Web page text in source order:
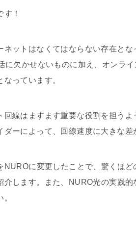
！
ネットはなくてはならない存在と
に欠かせないものに加え、オンラ
っています。
回線はますます重要な役割を担う
ーによって、回線速度に大きな差
NUROに変更したことで、驚くほ
します。また、
NURO光の実践的